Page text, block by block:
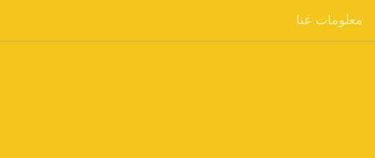
معلومات عنا